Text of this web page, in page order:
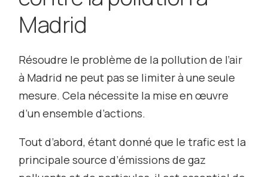
Madrid
Résoudre le problème de la pollution de l’air
à Madrid ne peut pas se limiter à une seule
mesure. Cela nécessite la mise en œuvre
d’un ensemble d’actions.
Tout d’abord, étant donné que le trafic est la
principale source d’émissions de gaz